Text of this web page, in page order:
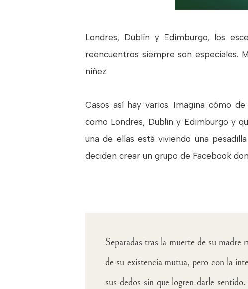
Londres, Dublín y Edimburgo, los
reencuentros siempre son especiales.
niñez.
Casos así hay varios. Imagina cómo
como Londres, Dublín y Edimburgo y
una de ellas está viviendo una
deciden crear un grupo de Facebook
Separadas tras la muerte de su
de su existencia mutua, pero con la
sus dedos sin que logren darle